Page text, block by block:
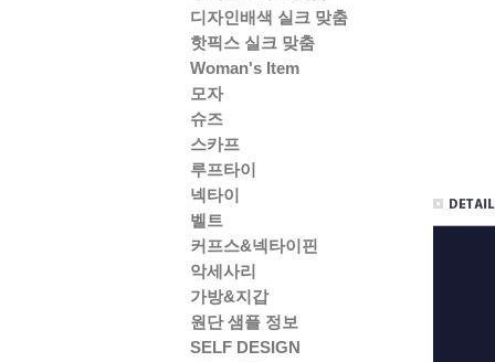
디자인배색 실크 맞춤
핫픽스 실크 맞춤
Woman's Item
모자
슈즈
스카프
루프타이
넥타이
벨트
커프스&넥타이핀
악세사리
가방&지갑
원단 샘플 정보
SELF DESIGN